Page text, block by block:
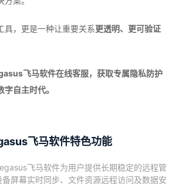
具，更是一种让重要关系更透明、更可验证
飞马软件在线客服，获取专属隐私防护
自主时代。
飞马软件特色功能
飞马软件为用户提供长期稳定的远程管
屏幕实时同步、文件资源远程访问及数据安